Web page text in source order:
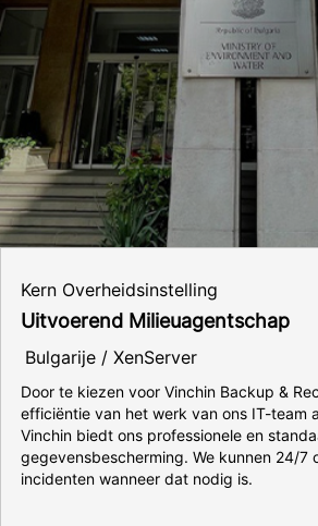
Kern Overheidsinstelling
Uitvoerend Milieuagentschap
Bulgarije / XenServer
Door te kiezen voor Vinchin Backup &
efficiëntie van het werk van ons IT-team
Vinchin biedt ons professionele en
gegevensbescherming. We kunnen 24/7
incidenten wanneer dat nodig is.